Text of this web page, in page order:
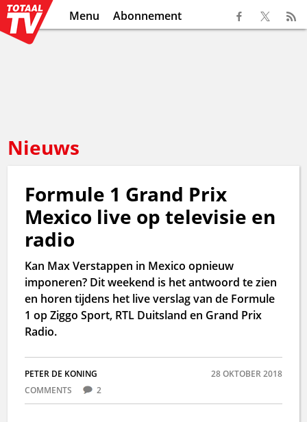
Menu Abonnement
Nieuws
Formule 1 Grand Prix
Mexico live op televisie en
radio
Kan Max Verstappen in Mexico opnieuw
imponeren? Dit weekend is het antwoord te zien
en horen tijdens het live verslag van de Formule
1 op Ziggo Sport, RTL Duitsland en Grand Prix
Radio.
PETER DE KONING
28 OKTOBER 2018
COMMENTS
2